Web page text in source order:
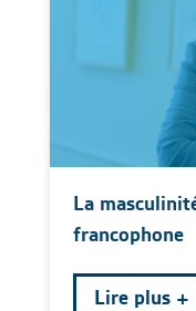
La
francophone
Lire plus